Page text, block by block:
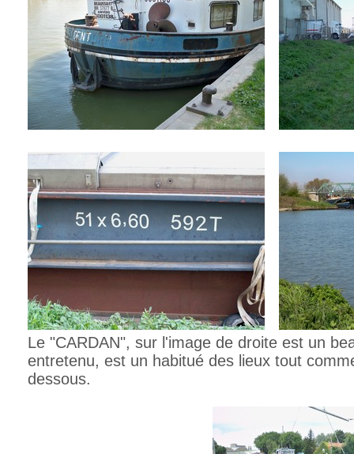
Le "CARDAN", sur l'image de droite est un
entretenu, est un habitué des lieux tout
dessous.